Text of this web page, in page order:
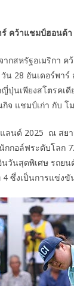
คว้าแชมป์ฮอนด้
ากสหรัฐอเมริกา
28 อันเดอร์พา
ญี่ปุ่นเพียงสโตรค
จ แชมป์เก่า กับ
ลนด์ 2025 ณ สย
กอล์ฟระดับโลก
วันสุดพิเศษ รถย
ซึ่งเป็นการแข่ง